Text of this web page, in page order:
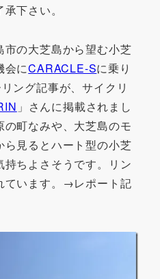
下さい。
の大芝島から望む小芝
会にCARACLE-Sに乗り
ング記事が、サイクリ
」さんに掲載されまし
町なみや、大芝島のモ
ら見るとハート型の小芝
ちよさそうです。リン
ています。→レポート記